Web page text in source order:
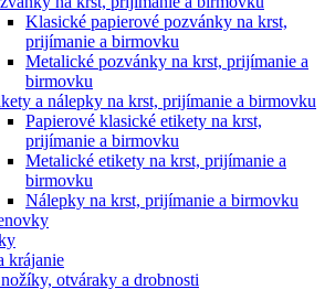
Klasické papierové pozvánky na krst,
prijímanie a birmovku
Metalické pozvánky na krst, prijímanie a
birmovku
a nálepky na krst, prijímanie a birmovku
Papierové klasické etikety na krst,
prijímanie a birmovku
Metalické etikety na krst, prijímanie a
birmovku
Nálepky na krst, prijímanie a birmovku
krájanie
otváraky a drobnosti